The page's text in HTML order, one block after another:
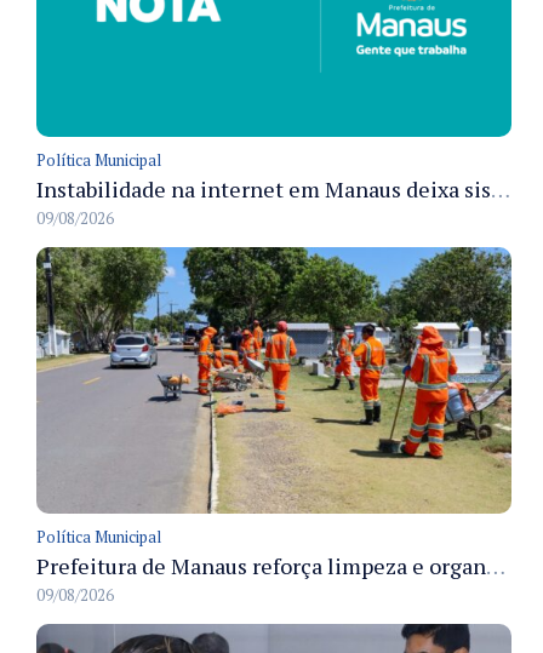
Política Municipal
Instabilidade na internet em Manaus deixa sistemas de atendimento municipal temporariamente indisponíveis
09/08/2026
Política Municipal
Prefeitura de Manaus reforça limpeza e organização dos cemiterios municipais para receber famílias no Dia dos Pais
09/08/2026